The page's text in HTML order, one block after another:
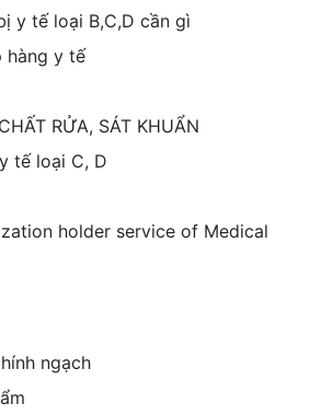
y tế loại B,C,D cần gì
hàng y tế
RỬA, SÁT KHUẨN
tế loại C, D
holder service of Medical
ngạch